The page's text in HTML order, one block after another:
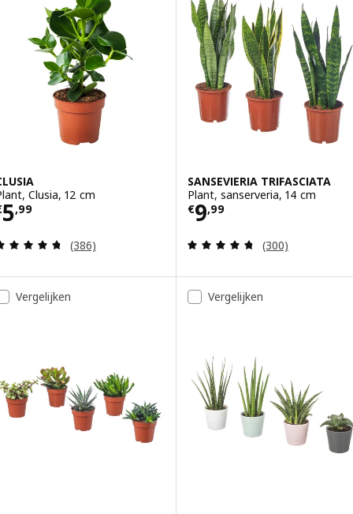
Clusia, 12 cm
5,99 € 5,99
Beoordeling: 4.7 van 5 sterren. Totaal
(386)
SANSEVIERIA TRIFASCIATA
Plant, sanserveria, 14 cm
€9,99
Prijs € 9,99
Beoordeling:
(300)
Vergelijken Vergelijken